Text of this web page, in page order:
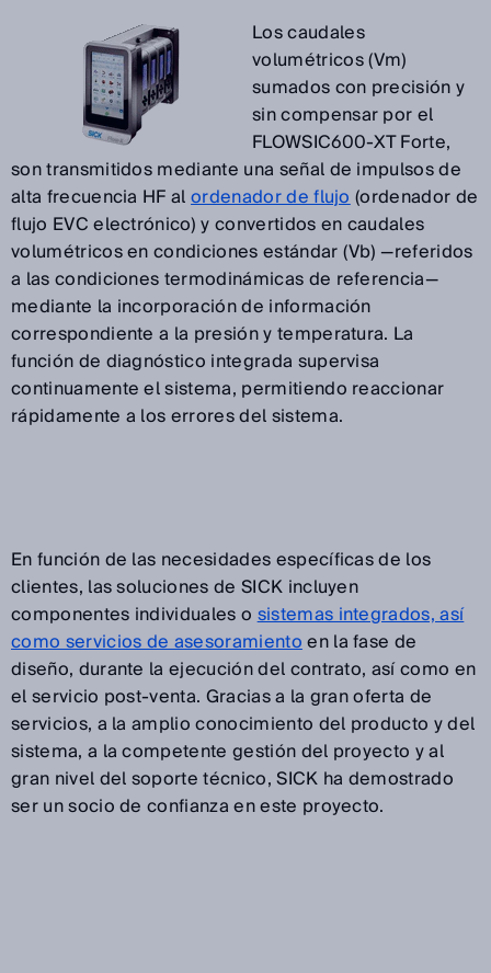
Los caudales
volumétricos (Vm)
sumados con precisión y
sin compensar por el
FLOWSIC600-XT Forte,
son transmitidos mediante una señal de impulsos de
alta frecuencia HF alordenador de flujo(ordenador de
flujo EVC electrónico) y convertidos en caudales
volumétricos en condiciones estándar (Vb) —referidos
a las condiciones termodinámicas de referencia—
mediante la incorporación de información
correspondiente a la presión y temperatura. La
función de diagnóstico integrada supervisa
continuamente el sistema, permitiendo reaccionar
rápidamente a los errores del sistema.
En función de las necesidades específicas de los
clientes, las soluciones de SICK incluyen
componentes individuales osistemas integrados, así
como servicios de asesoramientoen la fase de
diseño, durante la ejecución del contrato, así como en
el servicio post-venta. Gracias a la gran oferta de
servicios, a la amplio conocimiento del producto y del
sistema, a la competente gestión del proyecto y al
gran nivel del soporte técnico, SICK ha demostrado
ser un socio de confianza en este proyecto.